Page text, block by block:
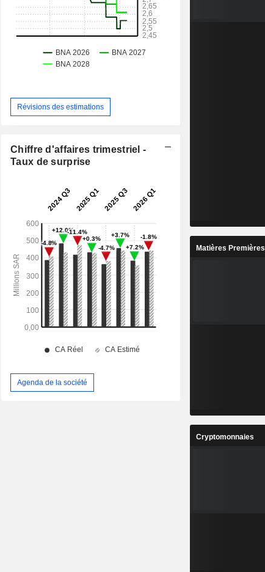
Révisions des estimations
Chiffre d'affaires trimestriel -
Taux de surprise
Agenda de la société
Matières Premières
Cryptomonnaies